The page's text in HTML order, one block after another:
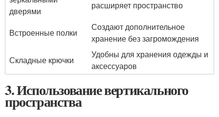
дверями
расширяет пространство
Встроенные полки
Создают дополнительное
хранение без загромождения
Складные крючки
Удобны для хранения одежды и
аксессуаров
3. Использование вертикального
пространства